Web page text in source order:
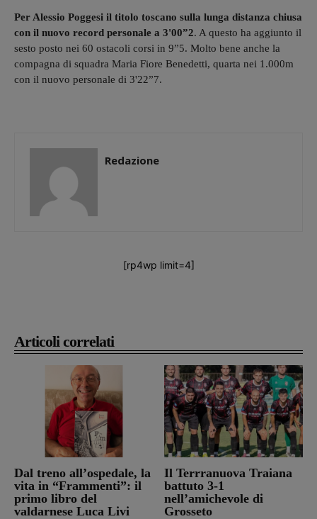
Articoli correlati
Dal treno all’ospedale, la
vita in “Frammenti”: il
primo libro del
valdarnese Luca Livi
Il Terrranuova Traiana
battuto 3-1
nell’amichevole di
Grosseto
Per Alessio Poggesi il titolo toscano sulla lunga distanza chiusa
con il nuovo record personale a 3'00”2. A questo ha aggiunto il
sesto posto nei 60 ostacoli corsi in 9”5. Molto bene anche la
compagna di squadra Maria Fiore Benedetti, quarta nei 1.000m
con il nuovo personale di 3'22”7.
Redazione
[rp4wp limit=4]